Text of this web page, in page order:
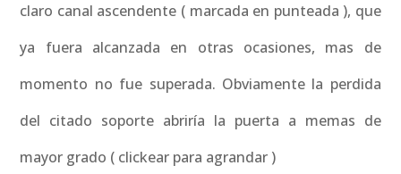
claro canal ascendente ( marcada en punteada ), que
ya fuera alcanzada en otras ocasiones, mas de
momento no fue superada. Obviamente la perdida
del citado soporte abriría la puerta a memas de
mayor grado ( clickear para agrandar )